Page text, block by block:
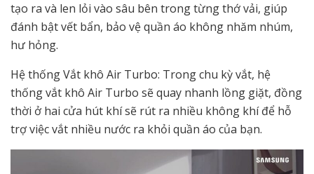
tạo ra và len lỏi vào sâu bên trong từng thớ vải, giúp
đánh bật vết bẩn, bảo vệ quần áo không nhăm nhúm,
hư hỏng.
Hệ thống Vắt khô Air Turbo: Trong chu kỳ vắt, hệ
thống vắt khô Air Turbo sẽ quay nhanh lồng giặt, đồng
thời ở hai cửa hút khí sẽ rút ra nhiều không khí để hỗ
trợ việc vắt nhiều nước ra khỏi quần áo của bạn.